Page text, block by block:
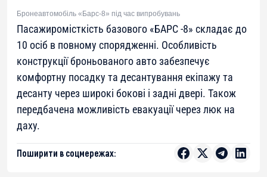
Бронеавтомобіль «Барс-8» під час випробувань
Пасажиромісткість базового «БАРС -8» складає до
10 осіб в повному спорядженні. Особливість
конструкції броньованого авто забезпечує
комфортну посадку та десантування екіпажу та
десанту через широкі бокові і задні двері. Також
передбачена можливість евакуації через люк на
даху.
Поширити в соцмережах: